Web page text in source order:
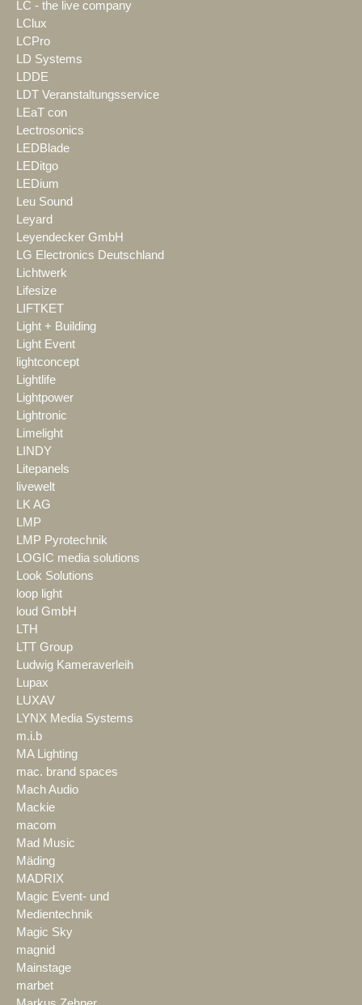
LC - the live company
LClux
LCPro
LD Systems
LDDE
LDT Veranstaltungsservice
LEaT con
Lectrosonics
LEDBlade
LEDitgo
LEDium
Leu Sound
Leyard
Leyendecker GmbH
LG Electronics Deutschland
Lichtwerk
Lifesize
LIFTKET
Light + Building
Light Event
lightconcept
Lightlife
Lightpower
Lightronic
Limelight
LINDY
Litepanels
livewelt
LK AG
LMP
LMP Pyrotechnik
LOGIC media solutions
Look Solutions
loop light
loud GmbH
LTH
LTT Group
Ludwig Kameraverleih
Lupax
LUXAV
LYNX Media Systems
m.i.b
MA Lighting
mac. brand spaces
Mach Audio
Mackie
macom
Mad Music
Mäding
MADRIX
Magic Event- und
Medientechnik
Magic Sky
magnid
Mainstage
marbet